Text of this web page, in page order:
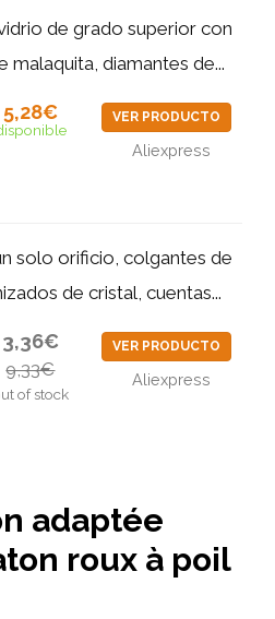
de grado superior con
diamantes de...
5,28€ VER PRODUCTO
Aliexpress
solo orificio, colgantes de
de cristal, cuentas...
3,36€
9,33€
of stock
VER PRODUCTO
Aliexpress
adaptée
roux à poil